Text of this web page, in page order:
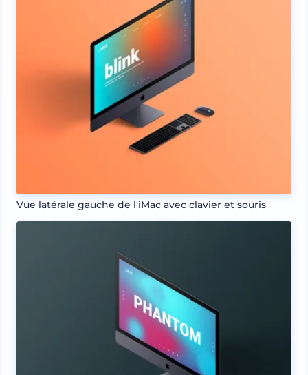
Vue latérale gauche de l'iMac avec clavier et souris